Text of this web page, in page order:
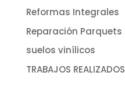
Reformas Integrales
Reparación Parquets
suelos vinílicos
TRABAJOS REALIZADOS